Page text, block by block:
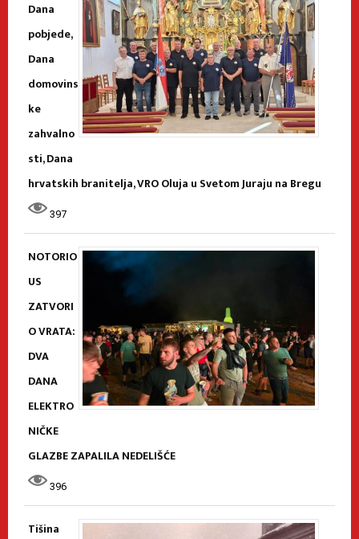
Dana
pobjede,
Dana
domovins
ke
zahvalno
sti, Dana
hrvatskih branitelja, VRO Oluja u Svetom Juraju na Bregu
397
NOTORIO
US
ZATVORI
O VRATA:
DVA
DANA
ELEKTRO
NIČKE
GLAZBE ZAPALILA NEDELIŠĆE
396
Tišina